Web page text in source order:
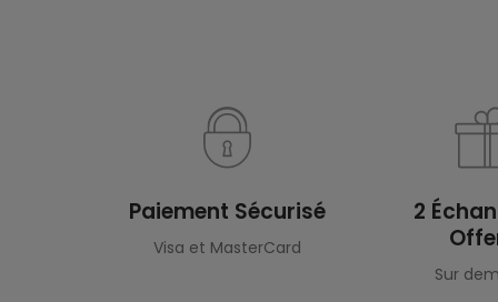
Paiement Sécurisé
Visa et MasterCard
2
Sur